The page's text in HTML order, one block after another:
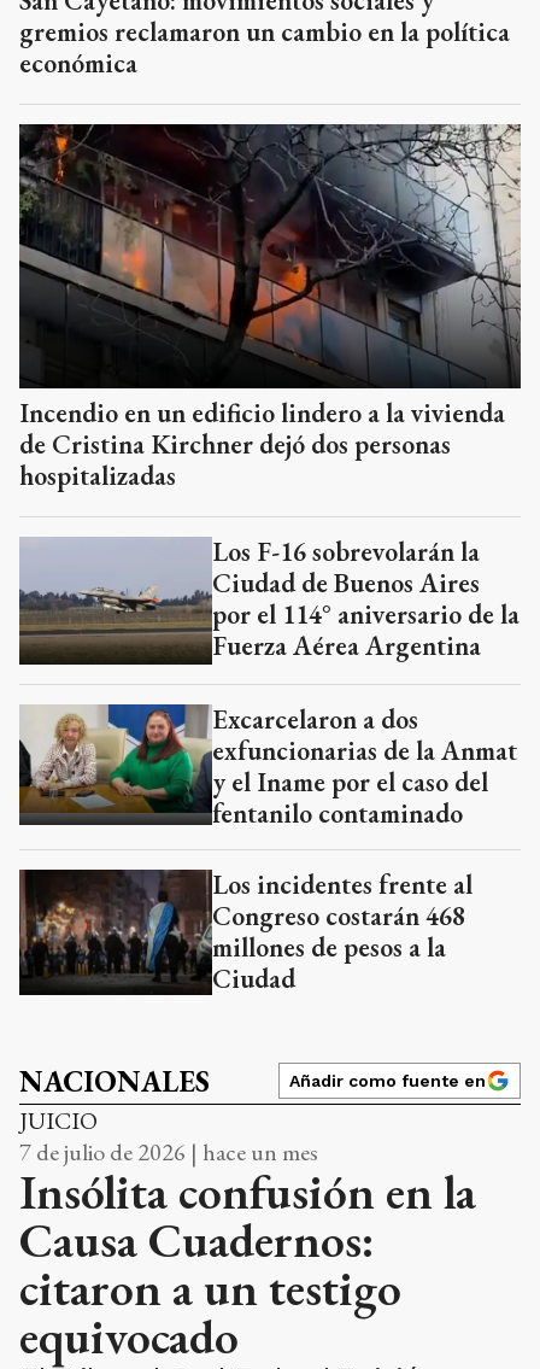
gremios reclamaron un cambio en la política
económica
Incendio en un edificio lindero a la vivienda
de Cristina Kirchner dejó dos personas
hospitalizadas
Los F-16 sobrevolarán la
Ciudad de Buenos Aires
por el 114° aniversario de la
Fuerza Aérea Argentina
Excarcelaron a dos
exfuncionarias de la Anmat
y el Iname por el caso del
fentanilo contaminado
Los incidentes frente al
Congreso costarán 468
millones de pesos a la
Ciudad
NACIONALES Añadir como fuente en
JUICIO
7 de julio de 2026 | hace un mes
Insólita confusión en la
Causa Cuadernos:
citaron a un testigo
equivocado